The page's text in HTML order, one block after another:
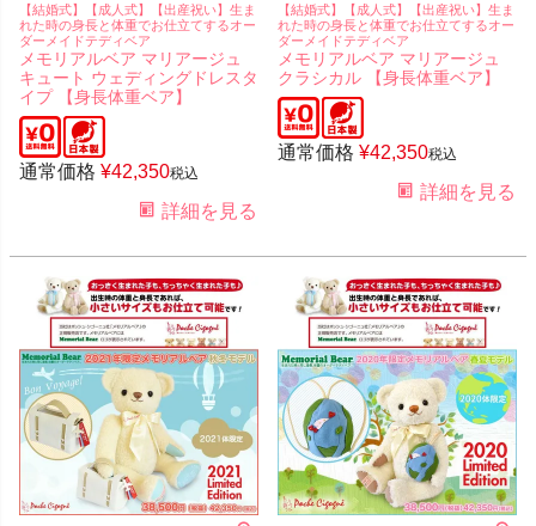
【結婚式】【成人式】【出産祝い】生ま
れた時の身長と体重でお仕立てするオー
ダーメイドテディベア
メモリアルベア マリアージュ
キュート ウェディングドレスタ
イプ 【身長体重ベア】
通常価格 ¥42,350税込
詳細を見る
【結婚式】【成人式】【出産祝い】生ま
れた時の身長と体重でお仕立てするオー
ダーメイドテディベア
メモリアルベア マリアージュ
クラシカル 【身長体重ベア】
通常価格 ¥42,350税込
詳細を見る